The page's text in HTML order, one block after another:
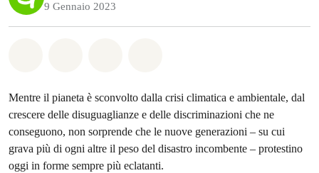
9 Gennaio 2023
Mentre il pianeta è sconvolto dalla crisi climatica e ambientale, dal
crescere delle disuguaglianze e delle discriminazioni che ne
conseguono, non sorprende che le nuove generazioni – su cui
grava più di ogni altre il peso del disastro incombente – protestino
oggi in forme sempre più eclatanti.